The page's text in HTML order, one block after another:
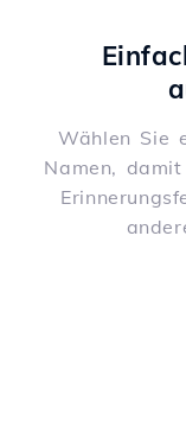
Wählen Sie
Namen,